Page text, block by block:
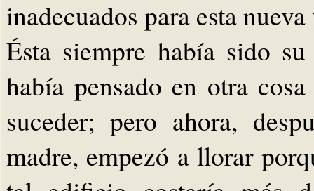
inadecuados para esta
Ésta siempre había sido
había pensado en otra
suceder; pero ahora,
madre, empezó a llorar